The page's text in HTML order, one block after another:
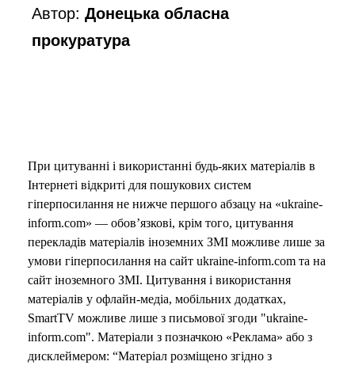
Автор:Донецька обласна
прокуратура
При цитуванні і використанні будь-яких матеріалів в
Інтернеті відкриті для пошукових систем
гіперпосилання не нижче першого абзацу на «ukraine-
inform.com» — обов’язкові, крім того, цитування
перекладів матеріалів іноземних ЗМІ можливе лише за
умови гіперпосилання на сайт ukraine-inform.com та на
сайт іноземного ЗМІ. Цитування і використання
матеріалів у офлайн-медіа, мобільних додатках,
SmartTV можливе лише з письмової згоди "ukraine-
inform.com". Матеріали з позначкою «Реклама» або з
дисклеймером: “Матеріал розміщено згідно з